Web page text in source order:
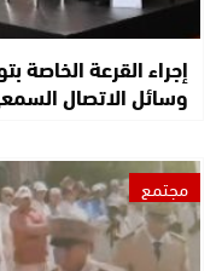
إجراء القرعة الخاصة
وسائل الاتصال
مجتمع